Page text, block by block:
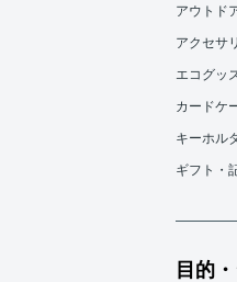
アウトド
アクセサ
エコグッ
カードケ
キーホル
ギフト・
目的